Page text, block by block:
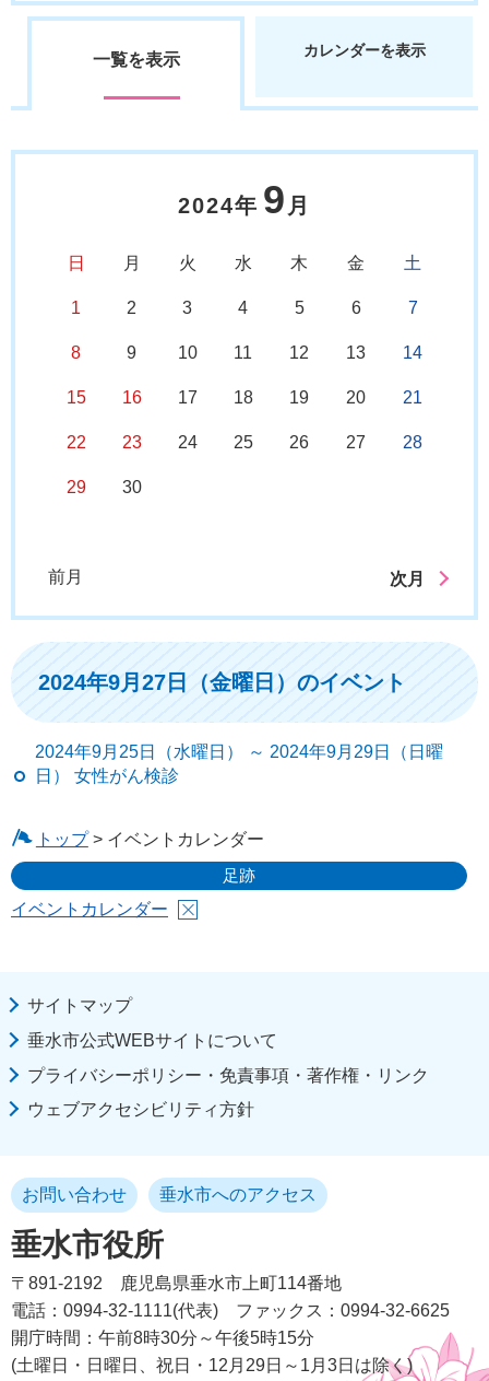
一覧を表示 カレンダーを表示
2024年 9 月
日 月 火 水 木 金 土
1 2 3 4 5 6 7
8 9 10 11 12 13 14
15 16 17 18 19 20 21
22 23 24 25 26 27 28
29 30
前月 次月
2024年9月27日（金曜日）のイベント
2024年9月25日（水曜日） ～ 2024年9月29日（日曜
日） 女性がん検診
トップ> イベントカレンダー
足跡
イベントカレンダー
サイトマップ
垂水市公式WEBサイトについて
プライバシーポリシー・免責事項・著作権・リンク
ウェブアクセシビリティ方針
垂水市役所
お問い合わせ 垂水市へのアクセス
〒891-2192
鹿児島県垂水市上町114番地
電話：0994-32-1111(代表)
ファックス：0994-32-6625
開庁時間：午前8時30分～午後5時15分
(土曜日・日曜日、祝日・12月29日～1月3日は除く)